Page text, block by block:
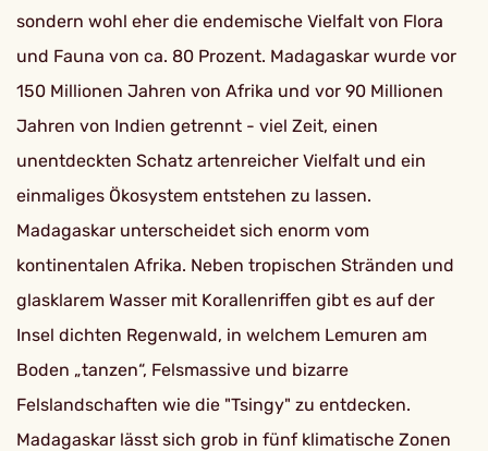
sondern wohl eher die endemische Vielfalt von Flora
und Fauna von ca. 80 Prozent. Madagaskar wurde vor
150 Millionen Jahren von Afrika und vor 90 Millionen
Jahren von Indien getrennt - viel Zeit, einen
unentdeckten Schatz artenreicher Vielfalt und ein
einmaliges Ökosystem entstehen zu lassen.
Madagaskar unterscheidet sich enorm vom
kontinentalen Afrika. Neben tropischen Stränden und
glasklarem Wasser mit Korallenriffen gibt es auf der
Insel dichten Regenwald, in welchem Lemuren am
Boden „tanzen“, Felsmassive und bizarre
Felslandschaften wie die "Tsingy" zu entdecken.
Madagaskar lässt sich grob in fünf klimatische Zonen